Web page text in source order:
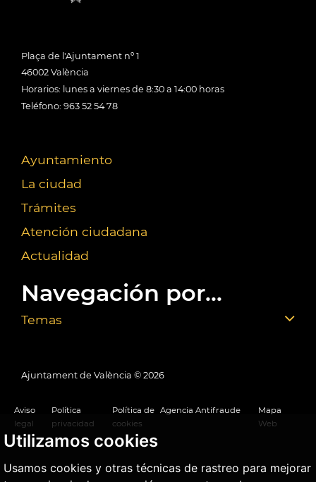
Utilizamos cookies
Usamos cookies y otras técnicas de rastreo para mejorar
Plaça de l'Ajuntament nº 1
46002 València
Horarios: lunes a viernes de 8:30 a 14:00 horas
Teléfono: 963 52 54 78
Ayuntamiento
La ciudad
Trámites
Atención ciudadana
Actualidad
Navegación por...
Temas
Ajuntament de València © 2026
Aviso
legal
Política
privacidad
Política de
cookies
Agencia Antifraude
Mapa
Web